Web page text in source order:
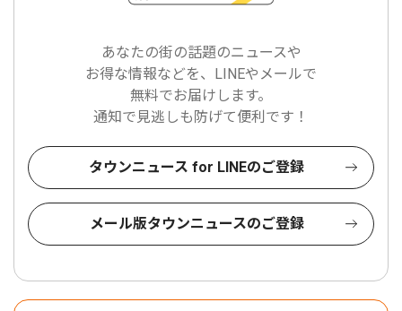
あなたの街の話題のニュースや
お得な情報などを、LINEやメールで
無料でお届けします。
通知で見逃しも防げて便利です！
タウンニュース for LINEのご登録
メール版タウンニュースのご登録